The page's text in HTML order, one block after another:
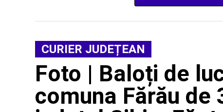
CURIER JUDEȚEAN
Foto | Baloți de
comuna Fărău de